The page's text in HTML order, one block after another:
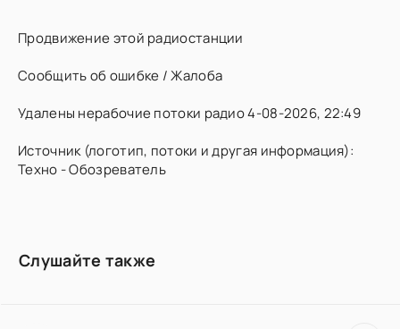
Продвижение этой радиостанции
Сообщить об ошибке / Жалоба
Удалены нерабочие потоки радио 4-08-2026, 22:49
Источник (логотип, потоки и другая информация):
Техно - Обозреватель
Слушайте также